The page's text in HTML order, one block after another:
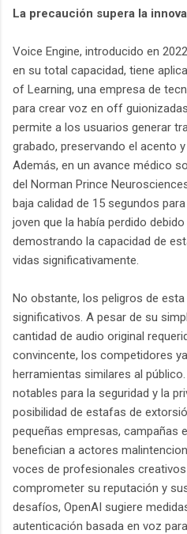
La precaución supera la
Voice Engine, introducido en
en su total capacidad, tiene
of Learning, una empresa de
para crear voz en off
permite a los usuarios generar
grabado, preservando el acento
Además, en un avance médico
del Norman Prince
baja calidad de 15 segundos
joven que la había perdido
demostrando la capacidad de
vidas significativamente.
No obstante, los peligros de
significativos. A pesar de su
cantidad de audio original
convincente, los competidores
herramientas similares al
notables para la seguridad y la
posibilidad de estafas de
pequeñas empresas, campañas
benefician a actores
voces de profesionales
comprometer su reputación y
desafíos, OpenAI sugiere
autenticación basada en voz